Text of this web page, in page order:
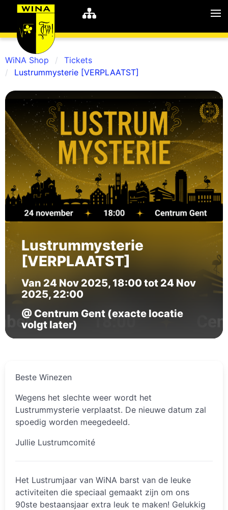
WiNA MyWiNA
Career
Shop
Studie
Home
Schachten
WiNA Shop
Tickets
Lustrummysterie [VERPLAATST]
Lustrummysterie
[VERPLAATST]
Van 24 Nov 2025, 18:00 tot 24 Nov
2025, 22:00
@ Centrum Gent (exacte locatie
volgt later)
Beste Winezen
Wegens het slechte weer wordt het
Lustrummysterie verplaatst. De nieuwe datum zal
spoedig worden meegedeeld.
Jullie Lustrumcomité
Het Lustrumjaar van WiNA barst van de leuke
activiteiten die speciaal gemaakt zijn om ons
90ste bestaansjaar extra leuk te maken! Gelukkig